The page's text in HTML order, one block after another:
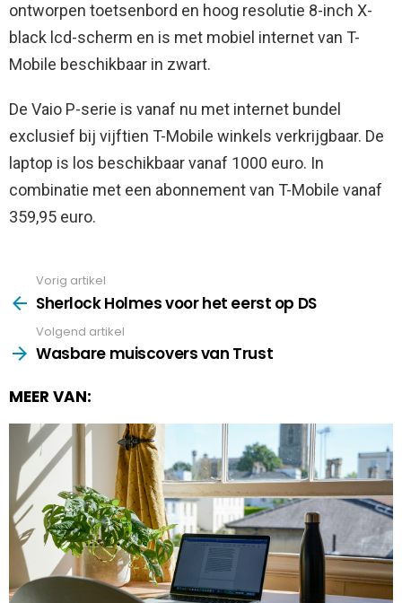
ontworpen toetsenbord en hoog resolutie 8-inch X-
black lcd-scherm en is met mobiel internet van T-
Mobile beschikbaar in zwart.
De Vaio P-serie is vanaf nu met internet bundel
exclusief bij vijftien T-Mobile winkels verkrijgbaar. De
laptop is los beschikbaar vanaf 1000 euro. In
combinatie met een abonnement van T-Mobile vanaf
359,95 euro.
more
Vorig artikel
Sherlock Holmes voor het eerst op DS
Volgend artikel
Wasbare muiscovers van Trust
MEER VAN: